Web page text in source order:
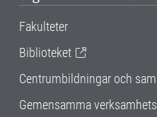
Fakulteter
Biblioteket
Centrumbildningar och
Gemensamma